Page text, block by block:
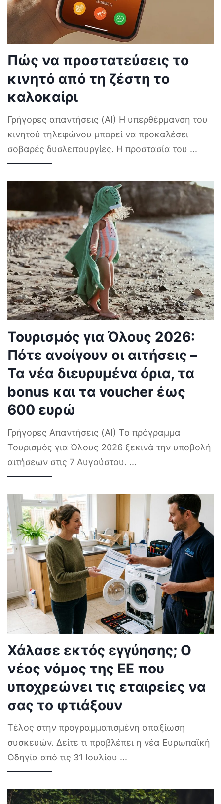
Πώς να προστατεύσεις το
κινητό από τη ζέστη το
καλοκαίρι
Γρήγορες απαντήσεις (AI) Η υπερθέρμανση του
κινητού τηλεφώνου μπορεί να προκαλέσει
σοβαρές δυσλειτουργίες. Η προστασία του ...
Τουρισμός για Όλους 2026:
Πότε ανοίγουν οι αιτήσεις –
Τα νέα διευρυμένα όρια, τα
bonus και τα voucher έως
600 ευρώ
Γρήγορες Απαντήσεις (AI) Το πρόγραμμα
Τουρισμός για Όλους 2026 ξεκινά την υποβολή
αιτήσεων στις 7 Αυγούστου. ...
Χάλασε εκτός εγγύησης; Ο
νέος νόμος της ΕΕ που
υποχρεώνει τις εταιρείες να
σας το φτιάξουν
Τέλος στην προγραμματισμένη απαξίωση
συσκευών. Δείτε τι προβλέπει η νέα Ευρωπαϊκή
Οδηγία από τις 31 Ιουλίου ...